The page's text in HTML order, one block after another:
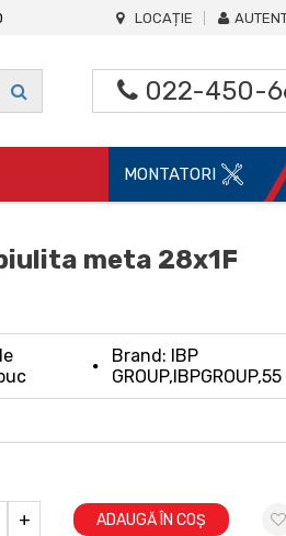
LOCAȚIE
022-450-
MONTATORI
meta 28x1F
Brand: IBP
GROUP,IBPGROUP,55
+ ADAUGĂ ÎN COȘ